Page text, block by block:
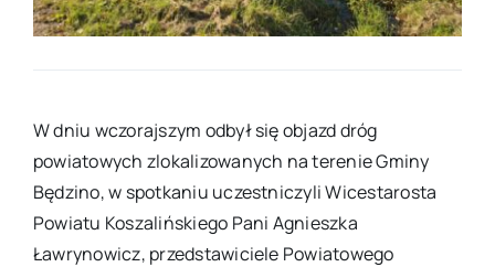
W dniu wczorajszym odbył się objazd dróg
powiatowych zlokalizowanych na terenie Gminy
Będzino, w spotkaniu uczestniczyli Wicestarosta
Powiatu Koszalińskiego Pani Agnieszka
Ławrynowicz, przedstawiciele Powiatowego